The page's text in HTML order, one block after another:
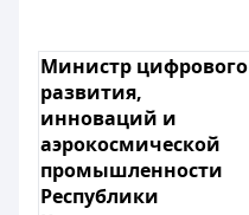
Министр цифрового
развития,
инноваций и
аэрокосмической
промышленности
Республики